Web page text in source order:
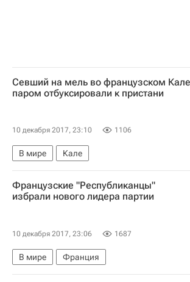
Севший на мель во французском Кале
паром отбуксировали к пристани
10 декабря 2017, 23:10 1106
В мире Кале
Французские "Республиканцы"
избрали нового лидера партии
10 декабря 2017, 23:06 1687
В мире
Франция